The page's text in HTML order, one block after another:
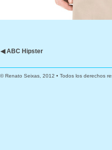
◀ ABC Hipster
© Renato Seixas, 2012 • Todos los derechos